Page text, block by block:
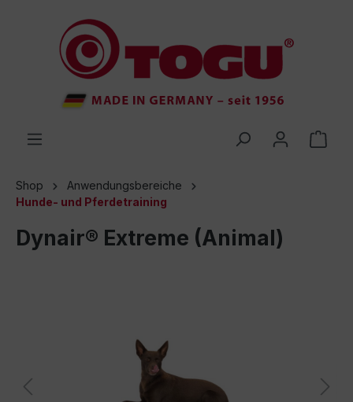
springen
Shop
Anwendungsbereiche
Hunde- und Pferdetraining
Dynair® Extreme (Animal)